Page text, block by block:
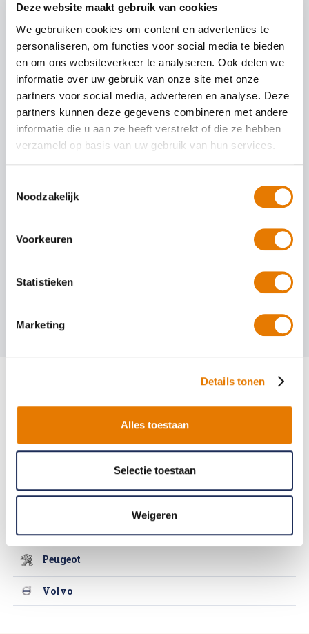
Deze website maakt gebruik van cookies
We gebruiken cookies om content en advertenties te
personaliseren, om functies voor social media te bieden
en om ons websiteverkeer te analyseren. Ook delen we
informatie over uw gebruik van onze site met onze
partners voor social media, adverteren en analyse. Deze
partners kunnen deze gegevens combineren met andere
informatie die u aan ze heeft verstrekt of die ze hebben
verzameld op basis van uw gebruik van hun services.
Noodzakelijk
Voorkeuren
Statistieken
Marketing
Details tonen
Alles toestaan
Selectie toestaan
Weigeren
vakkundiger en nog sneller kunnen repareren, beschikken wij over de
medewerkers regelmatig bijscholing krijgen. Hierdoor is uw auto in
goede handen. Met het passende vervangende vervoer zorgen wij
ervoor dat u mobiel blijft. En zonder dat u het in de gaten heeft, wordt
de schade gerepareerd en zorgen wij voor de afwikkeling met uw
verzekeraar of leasemaatschappij.
Autoschade? ABS autoherstel Boekhorst herstelt uw auto
vertrouwd, vakkundig en snel.
Auto uitdeuken zonder spuiten
Autoruit reparatie
Seat
Peugeot
Volvo